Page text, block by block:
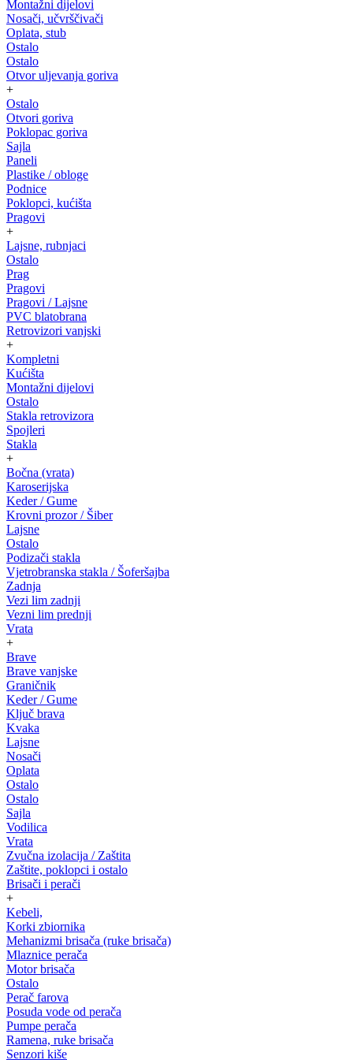
Montažni dijelovi
Nosači, učvrščivači
Oplata, stub
Ostalo
Ostalo
Otvor uljevanja goriva
+
Ostalo
Otvori goriva
Poklopac goriva
Sajla
Paneli
Plastike / obloge
Podnice
Poklopci, kućišta
Pragovi
+
Lajsne, rubnjaci
Ostalo
Prag
Pragovi
Pragovi / Lajsne
PVC blatobrana
Retrovizori vanjski
+
Kompletni
Kućišta
Montažni dijelovi
Ostalo
Stakla retrovizora
Spojleri
Stakla
+
Bočna (vrata)
Karoserijska
Keder / Gume
Krovni prozor / Šiber
Lajsne
Ostalo
Podizači stakla
Vjetrobranska stakla / Šoferšajba
Zadnja
Vezi lim zadnji
Vezni lim prednji
Vrata
+
Brave
Brave vanjske
Graničnik
Keder / Gume
Ključ brava
Kvaka
Lajsne
Nosači
Oplata
Ostalo
Ostalo
Sajla
Vodilica
Vrata
Zvučna izolacija / Zaštita
Zaštite, poklopci i ostalo
Brisači i perači
+
Kebeli,
Korki zbiornika
Mehanizmi brisača (ruke brisača)
Mlaznice perača
Motor brisača
Ostalo
Perač farova
Posuda vode od perača
Pumpe perača
Ramena, ruke brisača
Senzori kiše